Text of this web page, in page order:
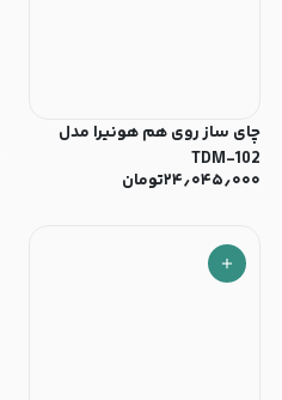
چای ساز روی هم هونیرا مدل
TDM-102
۲۴٫۰۴۵٫۰۰۰تومان